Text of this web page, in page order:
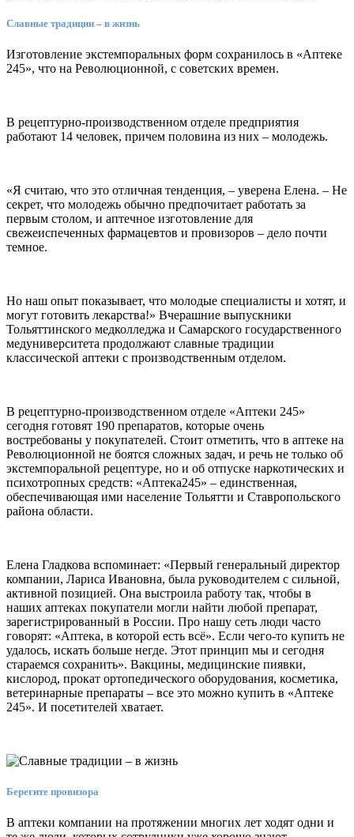
Славные традиции – в жизнь
Изготовление экстемпоральных форм сохранилось в «Аптеке
245», что на Революционной, с советских времен.
В рецептурно-производственном отделе предприятия
работают 14 человек, причем половина из них – молодежь.
«Я считаю, что это отличная тенденция, – уверена Елена. – Не
секрет, что молодежь обычно предпочитает работать за
первым столом, и аптечное изготовление для
свежеиспеченных фармацевтов и провизоров – дело почти
темное.
Но наш опыт показывает, что молодые специалисты и хотят, и
могут готовить лекарства!» Вчерашние выпускники
Тольяттинского медколледжа и Самарского государственного
медуниверситета продолжают славные традиции
классической аптеки с производственным отделом.
В рецептурно-производственном отделе «Аптеки 245»
сегодня готовят 190 препаратов, которые очень
востребованы у покупателей. Стоит отметить, что в аптеке на
Революционной не боятся сложных задач, и речь не только об
экстемпоральной рецептуре, но и об отпуске наркотических и
психотропных средств: «Аптека245» – единственная,
обеспечивающая ими население Тольятти и Ставропольского
района области.
Елена Гладкова вспоминает: «Первый генеральный директор
компании, Лариса Ивановна, была руководителем с сильной,
активной позицией. Она выстроила работу так, чтобы в
наших аптеках покупатели могли найти любой препарат,
зарегистрированный в России. Про нашу сеть люди часто
говорят: «Аптека, в которой есть всё». Если чего-то купить не
удалось, искать больше негде. Этот принцип мы и сегодня
стараемся сохранить». Вакцины, медицинские пиявки,
кислород, прокат ортопедического оборудования, косметика,
ветеринарные препараты – все это можно купить в «Аптеке
245». И посетителей хватает.
Берегите провизора
В аптеки компании на протяжении многих лет ходят одни и